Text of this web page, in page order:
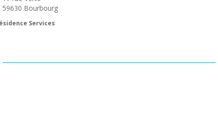
59630 Bourbourg
Services